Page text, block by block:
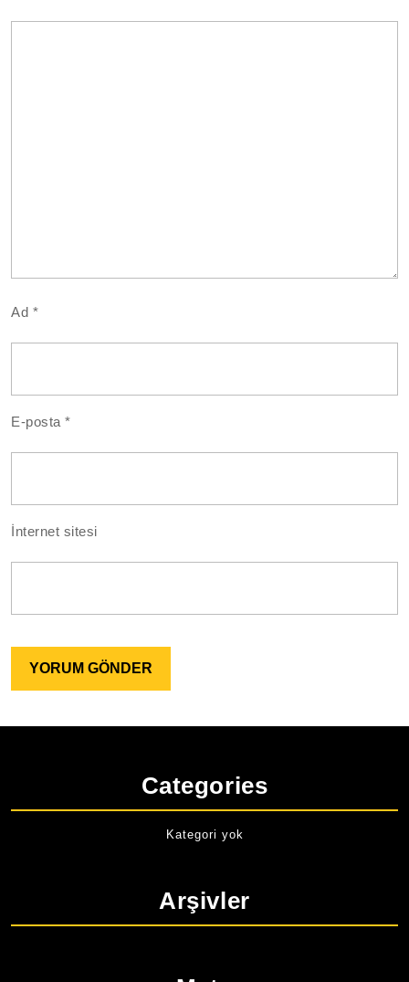
Ad *
E-posta*
İnternet sitesi
Categories
Kategori yok
Arşivler